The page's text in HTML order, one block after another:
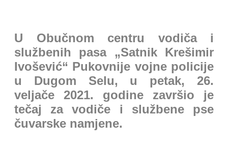
U Obučnom centru vodiča i
službenih pasa „Satnik Krešimir
Ivošević“ Pukovnije vojne policije
u Dugom Selu, u petak, 26.
veljače 2021. godine završio je
tečaj za vodiče i službene pse
čuvarske namjene.